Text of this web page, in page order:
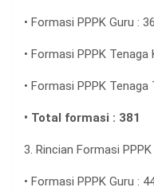
• Formasi PPPK Guru :
• Formasi PPPK Tenaga
• Formasi PPPK Tenaga
• Total formasi : 381
3. Rincian Formasi
• Formasi PPPK Guru :